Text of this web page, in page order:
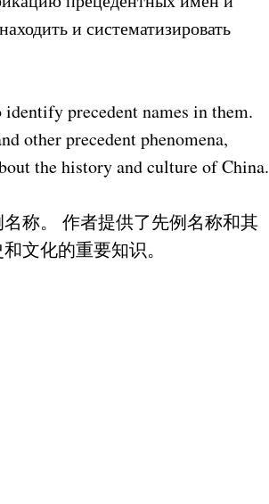
и систематизировать
precedent names in them.
other precedent phenomena,
the history and culture of China.
称。 作者提供了先例名称和其
文化的重要知识。